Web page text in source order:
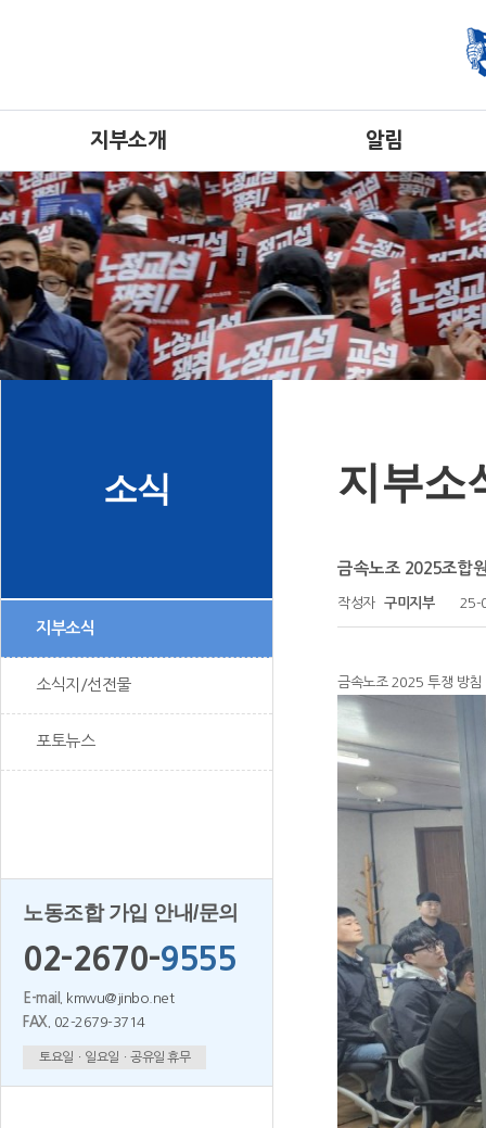
지부소개 알림
소식
지부소식
소식지/선전물
포토뉴스
노동조합 가입 안내/문의
02-2670-9555
E-mail.
kmwu@jinbo.net
FAX.
02-2679-3714
토요일ㆍ일요일ㆍ공유일 휴무
지부소
금속노조 2025조합
작성자 구미지부 25-
금속노조 2025 투쟁 방침